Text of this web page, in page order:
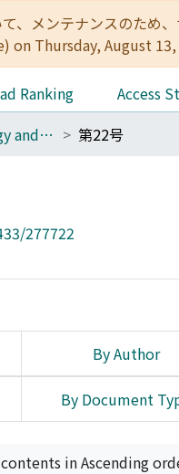
、メンテナンスのた
Thursday, August
Ranking Access
Farming Technology and Culture 第22号
277722
By Author
By Document
in Ascending